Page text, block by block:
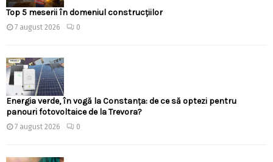
Top 5 meserii în domeniul construcțiilor
7 august 2026 0
Energia verde, în vogă la Constanța: de ce să optezi pentru
panouri fotovoltaice de la Trevora?
7 august 2026 0